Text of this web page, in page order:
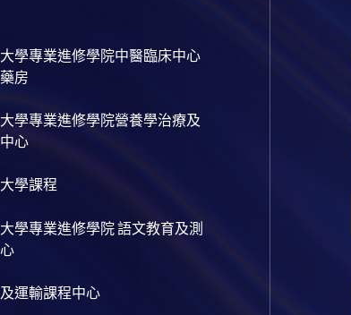
學專業進修學院中醫臨床中心
房
學專業進修學院營養學治療及
心
學課程
學專業進修學院 語文教育及測
運輸課程中心